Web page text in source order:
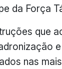
da Força
que
nas